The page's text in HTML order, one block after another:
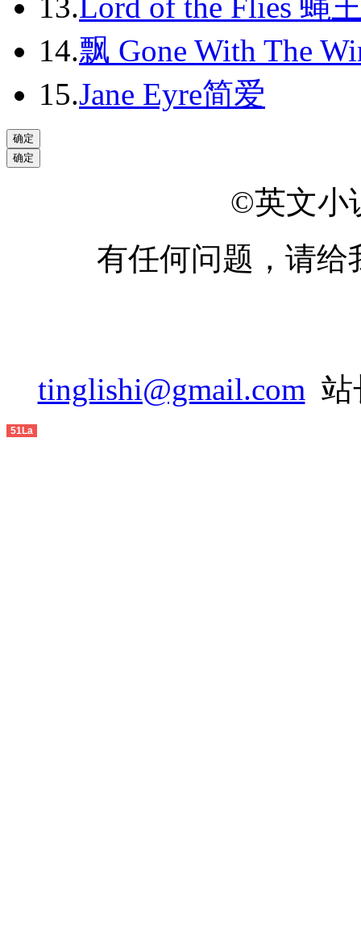
2013-12
2014-01
2014-02
2014-03
2014-04
2014-06
2014-07
2014-10
2014-11
14.飘 Gone With The
15.Jane Eyre简爱
©英文小
有任何问题，请给
tinglishi@gmail.com 站
51La